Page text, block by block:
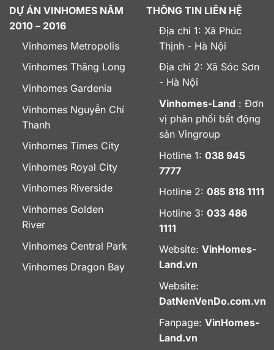
DỰ ÁN VINHOMES NĂM
2010 – 2016
Vinhomes Metropolis
Vinhomes Thăng Long
Vinhomes Gardenia
Vinhomes Nguyễn Chí
Thanh
Vinhomes Times City
Vinhomes Royal City
Vinhomes Riverside
Vinhomes Golden
River
Vinhomes Central Park
Vinhomes Dragon Bay
THÔNG TIN LIÊN HỆ
Địa chỉ 1: Xã Phúc
Thịnh - Hà Nội
Địa chỉ 2: Xã Sóc Sơn
- Hà Nội
Vinhomes-Land : Đơn
vị phân phối bất động
sản Vingroup
Hotline 1: 038 945
7777
Hotline 2: 085 818 1111
Hotline 3: 033 486
1111
Website: VinHomes-
Land.vn
Website:
DatNenVenDo.com.vn
Fanpage: VinHomes-
Land.vn